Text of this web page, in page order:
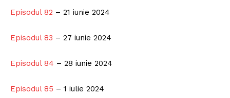
Episodul 82 – 21 iunie 2024
Episodul 83 – 27 iunie 2024
Episodul 84 – 28 iunie 2024
Episodul 85 – 1 iulie 2024